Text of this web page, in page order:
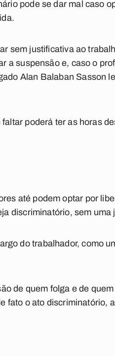
pode se dar mal caso
sem justificativa ao
a suspensão e, caso o
Alan Balaban Sasson
poderá ter as horas
até podem optar por
discriminatório, sem
do trabalhador, como
de quem folga e de
fato o ato discriminatório,